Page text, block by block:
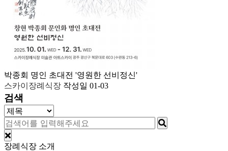
박종회 명인 초대전 '영원한 선비정신'
스카이장례식장 작성일 01-03
검색
장례식장 소개